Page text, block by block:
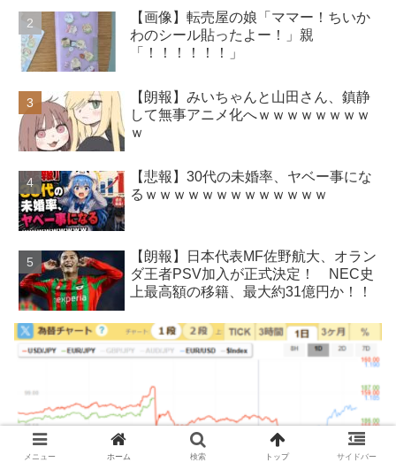
【画像】転売屋の娘「ママー！ちいか
わのシール貼ったよー！」親
「！！！！！！」
【朗報】みいちゃんと山田さん、鎮静
して無事アニメ化へｗｗｗｗｗｗｗｗ
ｗ
【悲報】30代の未婚率、ヤベー事にな
るｗｗｗｗｗｗｗｗｗｗｗｗｗ
【朗報】日本代表MF佐野航大、オラン
ダ王者PSV加入が正式決定！ NEC史
上最高額の移籍、最大約31億円か！！
メニュー ホーム 検索 トップ サイドバー